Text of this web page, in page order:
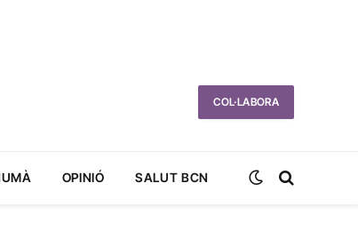
COL·LABORA
OPINIÓ SALUT BCN